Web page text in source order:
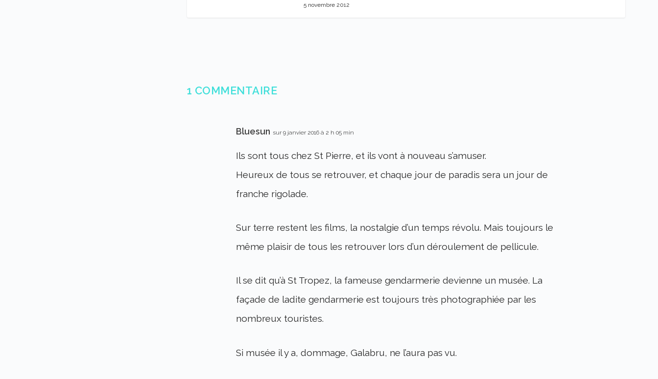
5 novembre 2012
1 COMMENTAIRE
Bluesun sur 9 janvier 2016 à 2 h 05 min
Ils sont tous chez St Pierre, et ils vont à nouveau s’amuser.
Heureux de tous se retrouver, et chaque jour de paradis sera un jour de
franche rigolade.
Sur terre restent les films, la nostalgie d’un temps révolu. Mais toujours le
même plaisir de tous les retrouver lors d’un déroulement de pellicule.
Il se dit qu’à St Tropez, la fameuse gendarmerie devienne un musée. La
façade de ladite gendarmerie est toujours très photographiée par les
nombreux touristes.
Si musée il y a, dommage, Galabru, ne l’aura pas vu.